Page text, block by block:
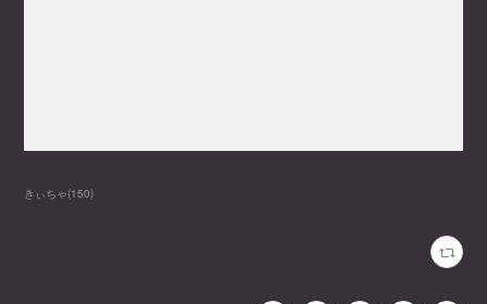
きぃちゃ(150)